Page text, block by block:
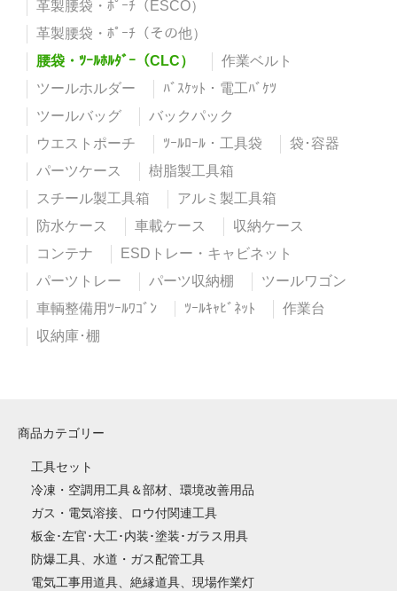
革製腰袋・ﾎﾟｰﾁ（ESCO）
革製腰袋・ﾎﾟｰﾁ（その他）
腰袋・ﾂｰﾙﾎﾙﾀﾞｰ（CLC）
作業ベルト
ツールホルダー
ﾊﾞｽｹｯﾄ・電工ﾊﾞｹﾂ
ツールバッグ
バックパック
ウエストポーチ
ﾂｰﾙﾛｰﾙ・工具袋
袋･容器
パーツケース
樹脂製工具箱
スチール製工具箱
アルミ製工具箱
防水ケース
車載ケース
収納ケース
コンテナ
ESDトレー・キャビネット
パーツトレー
パーツ収納棚
ツールワゴン
車輌整備用ﾂｰﾙﾜｺﾞﾝ
ﾂｰﾙｷｬﾋﾞﾈｯﾄ
作業台
収納庫･棚
商品カテゴリー
工具セット
冷凍・空調用工具＆部材、環境改善用品
ガス・電気溶接、ロウ付関連工具
板金･左官･大工･内装･塗装･ガラス用具
防爆工具、水道・ガス配管工具
電気工事用道具、絶縁道具、現場作業灯